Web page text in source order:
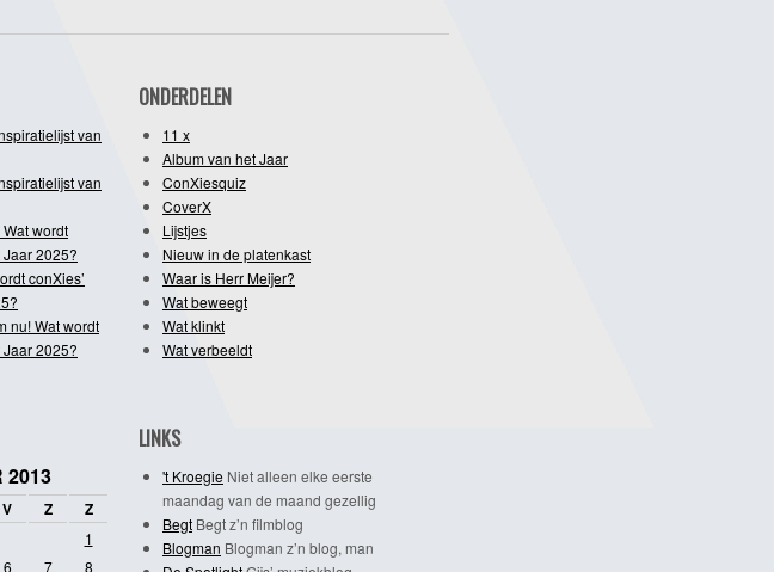
van
van
wordt
Jaar 2025?
conXies’
nu! Wat wordt
Jaar 2025?
ONDERDELEN
11 x
Album van het Jaar
ConXiesquiz
CoverX
Lijstjes
Nieuw in de platenkast
Waar is Herr Meijer?
Wat beweegt
Wat klinkt
Wat verbeeldt
2013
V Z Z
1
6 7 8
LINKS
't Kroegie Niet alleen elke eerste
maandag van de maand gezellig
Begt Begt z’n filmblog
Blogman Blogman z’n blog, man